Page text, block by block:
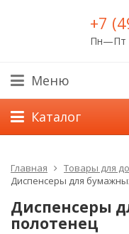
+7
Пн—Пт
Меню
Каталог
Главная Товары для
Диспенсеры для
Диспенсеры
полотенец